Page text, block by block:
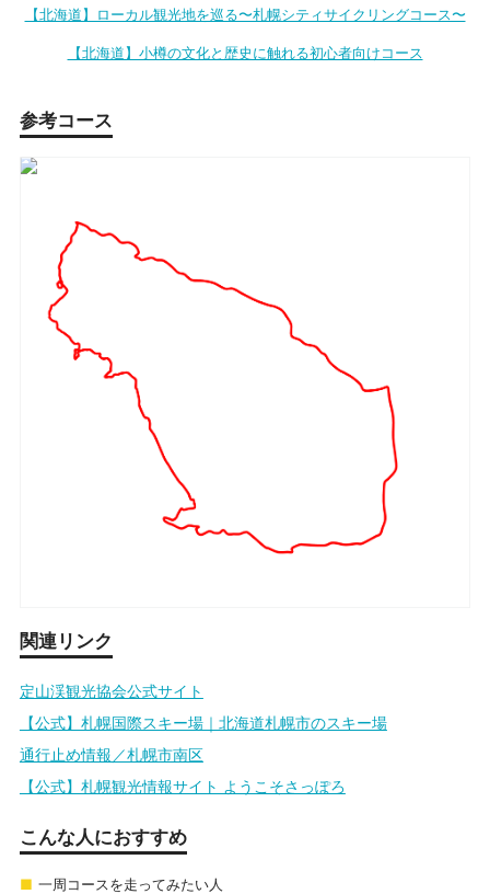
【北海道】ローカル観光地を巡る〜札幌シティサイクリングコース〜
【北海道】小樽の文化と歴史に触れる初心者向けコース
参考コース
関連リンク
定山渓観光協会公式サイト
【公式】札幌国際スキー場｜北海道札幌市のスキー場
通行止め情報／札幌市南区
【公式】札幌観光情報サイト ようこそさっぽろ
こんな人におすすめ
一周コースを走ってみたい人